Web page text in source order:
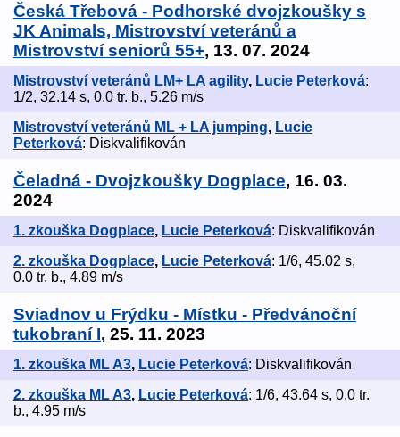
Česká Třebová - Podhorské dvojzkoušky s
JK Animals, Mistrovství veteránů a
Mistrovství seniorů 55+, 13. 07. 2024
Mistrovství veteránů LM+ LA agility, Lucie Peterková:
1/2, 32.14 s, 0.0 tr. b., 5.26 m/s
Mistrovství veteránů ML + LA jumping, Lucie
Peterková: Diskvalifikován
Čeladná - Dvojzkoušky Dogplace, 16. 03.
2024
1. zkouška Dogplace, Lucie Peterková: Diskvalifikován
2. zkouška Dogplace, Lucie Peterková: 1/6, 45.02 s,
0.0 tr. b., 4.89 m/s
Sviadnov u Frýdku - Místku - Předvánoční
tukobraní I, 25. 11. 2023
1. zkouška ML A3, Lucie Peterková: Diskvalifikován
2. zkouška ML A3, Lucie Peterková: 1/6, 43.64 s, 0.0 tr.
b., 4.95 m/s